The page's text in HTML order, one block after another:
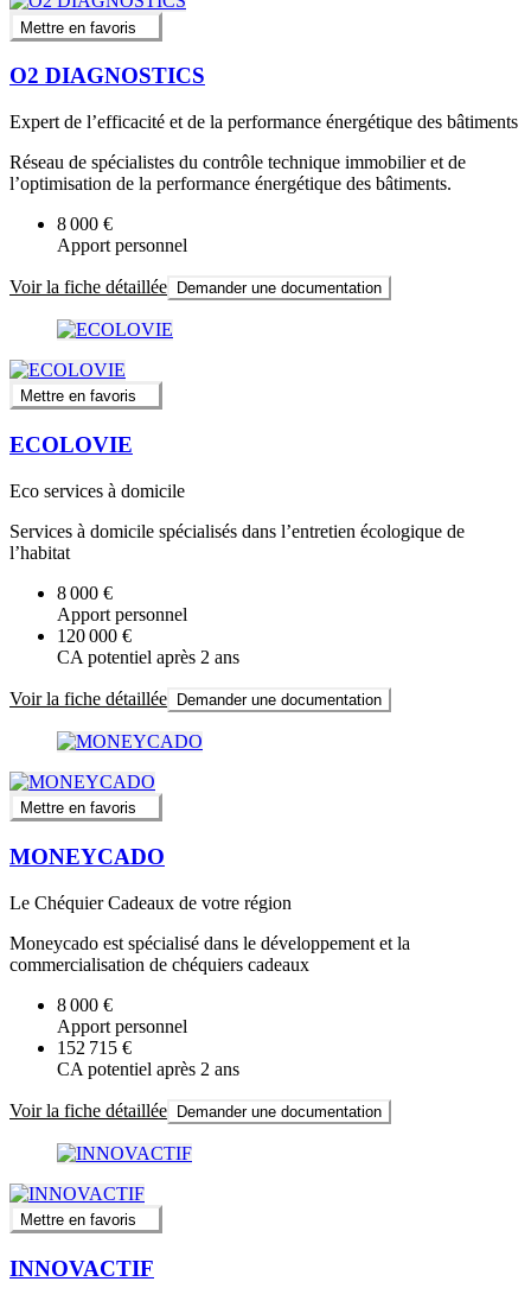
Mettre en favoris
O2 DIAGNOSTICS
Expert de l’efficacité et de la performance énergétique des bâtiments
Réseau de spécialistes du contrôle technique immobilier et de
l’optimisation de la performance énergétique des bâtiments.
8 000 €
Apport personnel
Voir la fiche détaillée Demander une documentation
Mettre en favoris
ECOLOVIE
Eco services à domicile
Services à domicile spécialisés dans l’entretien écologique de
l’habitat
8 000 €
Apport personnel
120 000 €
CA potentiel après 2 ans
Voir la fiche détaillée Demander une documentation
Mettre en favoris
MONEYCADO
Le Chéquier Cadeaux de votre région
Moneycado est spécialisé dans le développement et la
commercialisation de chéquiers cadeaux
8 000 €
Apport personnel
152 715 €
CA potentiel après 2 ans
Voir la fiche détaillée Demander une documentation
Mettre en favoris
INNOVACTIF